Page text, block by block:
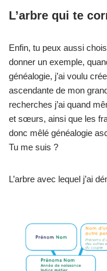
L’arbre qui te
Enfin, tu peux aussi
donner un exemple,
généalogie, j’ai voulu
ascendante de mon
recherches j’ai quand
et sœurs, ainsi que les
donc mêlé généalogie
Tu me suis ?
L’arbre avec lequel j’ai